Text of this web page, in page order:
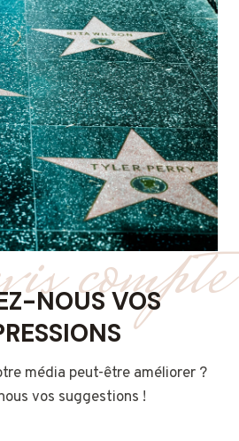
compte
NOUS VOS
média peut-être améliorer ?
vos suggestions !